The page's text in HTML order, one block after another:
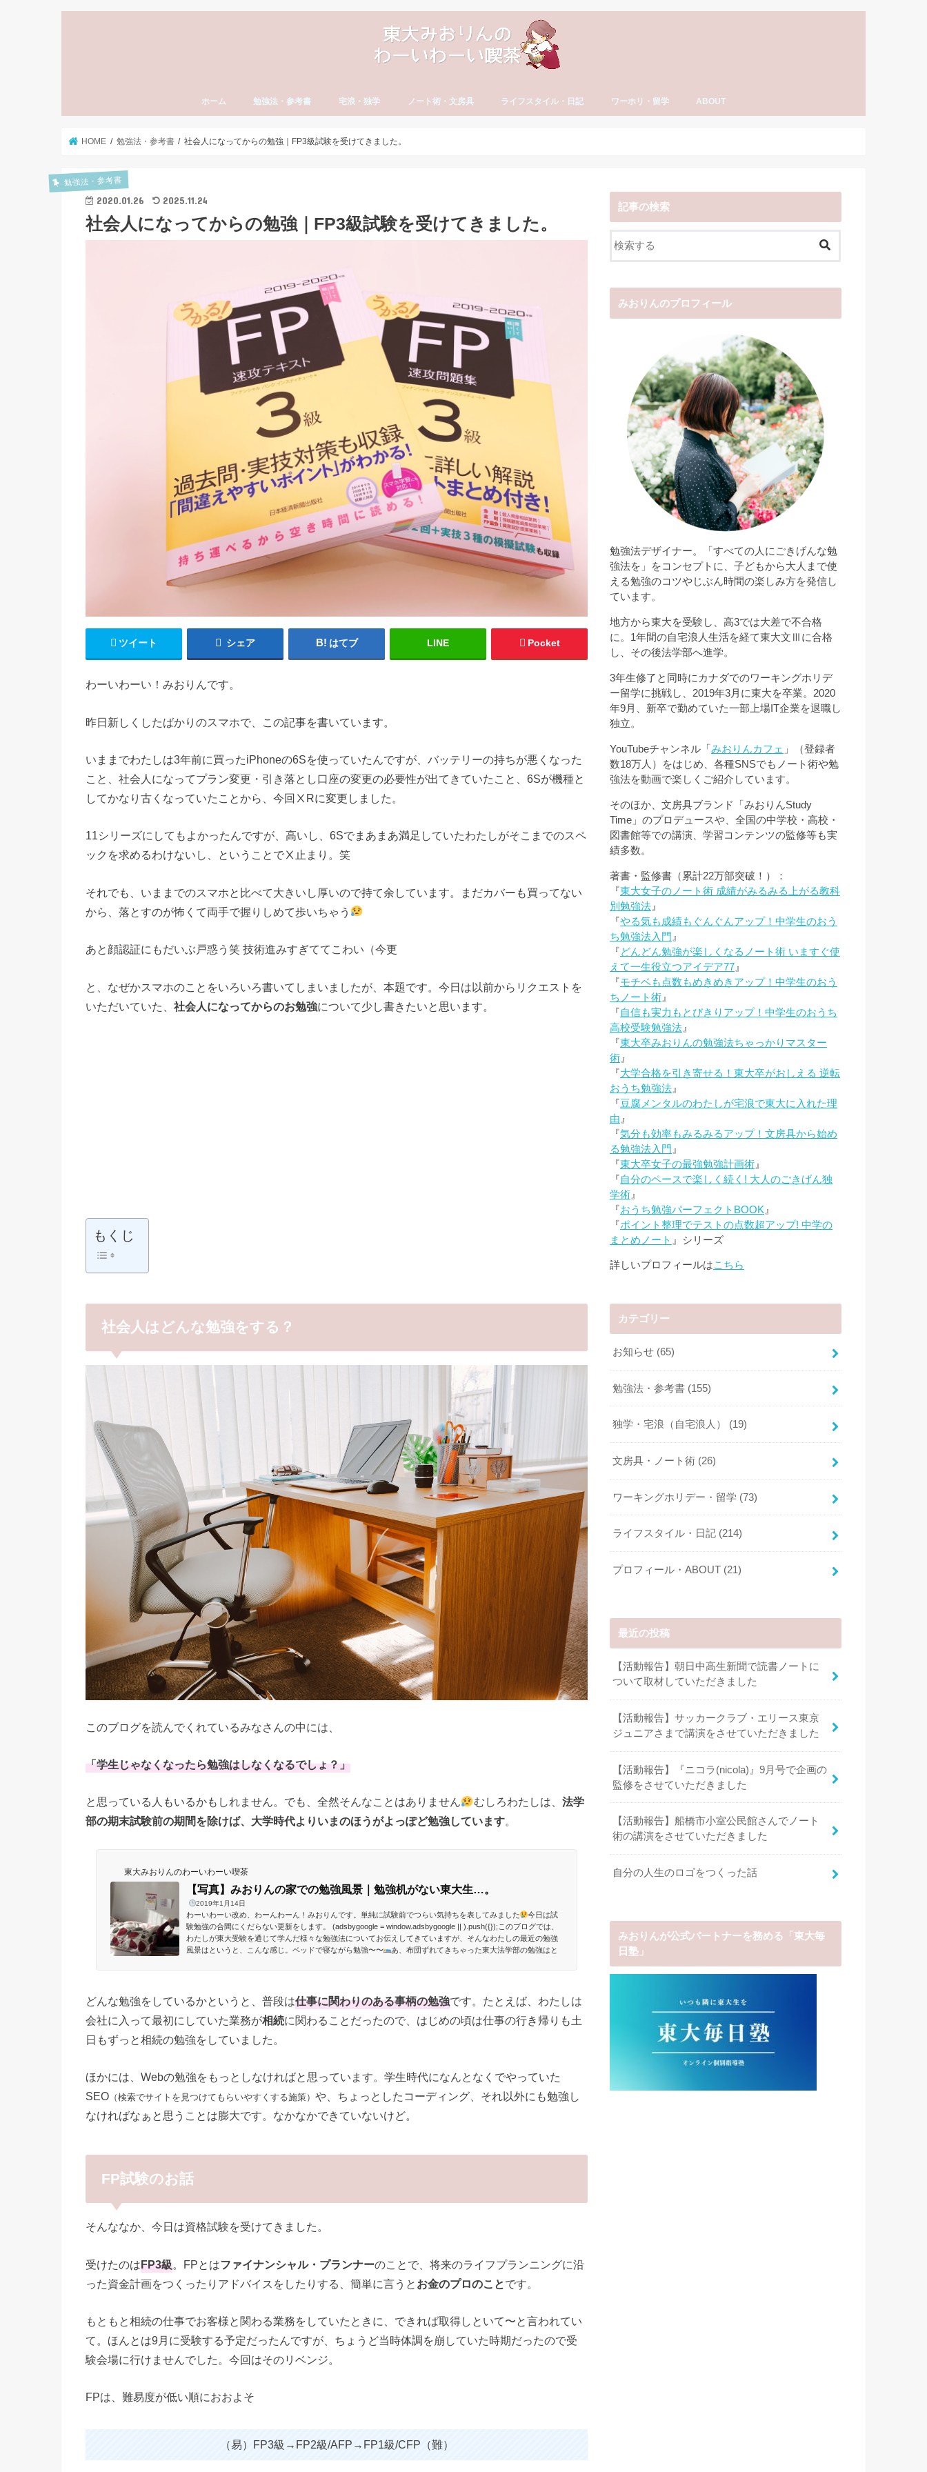
ホーム 勉強法・参考書 宅浪・独学 ノート術・文房具 ライフスタイル・日記 ワーホリ・留学 ABOUT
HOME 勉強法・参考書 社会人になってからの勉強｜FP3級試験を受けてきました。
勉強法・参考書
2020.01.26 2025.11.24
社会人になってからの勉強｜FP3級試験を受けてきました。
ツイート シェア はてブ LINE Pocket
わーいわーい！みおりんです。
昨日新しくしたばかりのスマホで、この記事を書いています。
いままでわたしは3年前に買ったiPhoneの6Sを使っていたんですが、バッテリーの持ちが悪くなった
こと、社会人になってプラン変更・引き落とし口座の変更の必要性が出てきていたこと、6Sが機種と
してかなり古くなっていたことから、今回ⅩRに変更しました。
11シリーズにしてもよかったんですが、高いし、6Sでまあまあ満足していたわたしがそこまでのスペ
ックを求めるわけないし、ということでⅩ止まり。笑
それでも、いままでのスマホと比べて大きいし厚いので持て余しています。まだカバーも買ってない
から、落とすのが怖くて両手で握りしめて歩いちゃう
あと顔認証にもだいぶ戸惑う笑 技術進みすぎててこわい（今更
と、なぜかスマホのことをいろいろ書いてしまいましたが、本題です。今日は以前からリクエストを
いただいていた、 社会人になってからのお勉強について少し書きたいと思います。
もくじ
社会人はどんな勉強をする？
このブログを読んでくれているみなさんの中には、
「学生じゃなくなったら勉強はしなくなるでしょ？」
と思っている人もいるかもしれません。でも、全然そんなことはありません むしろわたしは、 法学
部の期末試験前の期間を除けば、大学時代よりいまのほうがよっぽど勉強しています。
東大みおりんのわーいわーい喫茶
【写真】みおりんの家での勉強風景｜勉強机がない東大生…。
2019年1月14日
わーいわーい改め、わーんわーん！みおりんです。単純に試験前でつらい気持ちを表してみました
今日は試
験勉強の合間にくだらない更新をします。 (adsbygoogle = window.adsbygoogle || ).push({});このブログでは、
わたしが東大受験を通じて学んだ様々な勉強法についてお伝えしてきていますが、そんなわたしの最近の勉強
風景はというと、こんな感じ。ベッドで寝ながら勉強〜〜
あ、布団ずれてきちゃった東大法学部の勉強はと
どんな勉強をしているかというと、普段は仕事に関わりのある事柄の勉強です。たとえば、わたしは
会社に入って最初にしていた業務が相続に関わることだったので、はじめの頃は仕事の行き帰りも土
日もずっと相続の勉強をしていました。
ほかには、Webの勉強をもっとしなければと思っています。学生時代になんとなくでやっていた
SEO （検索でサイトを見つけてもらいやすくする施策） や、ちょっとしたコーディング、それ以外にも勉強し
なければなぁと思うことは膨大です。なかなかできていないけど。
FP試験のお話
そんななか、今日は資格試験を受けてきました。
受けたのはFP3級 。FPとはファイナンシャル・プランナーのことで、将来のライフプランニングに沿
った資金計画をつくったりアドバイスをしたりする、簡単に言うと お金のプロのことです。
もともと相続の仕事でお客様と関わる業務をしていたときに、できれば取得しといて〜と言われてい
て。ほんとは9月に受験する予定だったんですが、ちょうど当時体調を崩していた時期だったので受
験会場に行けませんでした。今回はそのリベンジ。
FPは、難易度が低い順におおよそ
（易）FP3級→FP2級/AFP→FP1級/CFP（難）
記事の検索
みおりんのプロフィール
勉強法デザイナー。「すべての人にごきげんな勉
強法を」をコンセプトに、子どもから大人まで使
える勉強のコツやじぶん時間の楽しみ方を発信し
ています。
地方から東大を受験し、高3では大差で不合格
に。1年間の自宅浪人生活を経て東大文Ⅲに合格
し、その後法学部へ進学。
3年生修了と同時にカナダでのワーキングホリデ
ー留学に挑戦し、2019年3月に東大を卒業。2020
年9月、新卒で勤めていた一部上場IT企業を退職し
独立。
YouTubeチャンネル「 みおりんカフェ 」（登録者
数18万人）をはじめ、各種SNSでもノート術や勉
強法を動画で楽しくご紹介しています。
そのほか、文房具ブランド「みおりんStudy
Time」のプロデュースや、全国の中学校・高校・
図書館等での講演、学習コンテンツの監修等も実
績多数。
著書・監修書（累計22万部突破！）：
『東大女子のノート術 成績がみるみる上がる教科
別勉強法 』
『やる気も成績もぐんぐんアップ！中学生のおう
ち勉強法入門 』
『どんどん勉強が楽しくなるノート術 いますぐ使
えて一生役立つアイデア77 』
『モチベも点数もめきめきアップ！中学生のおう
ちノート術 』
『自信も実力もとびきりアップ！中学生のおうち
高校受験勉強法 』
『東大卒みおりんの勉強法ちゃっかりマスター
術 』
『大学合格を引き寄せる！東大卒がおしえる 逆転
おうち勉強法 』
『豆腐メンタルのわたしが宅浪で東大に入れた理
由 』
『気分も効率もみるみるアップ！文房具から始め
る勉強法入門 』
『東大卒女子の最強勉強計画術 』
『自分のペースで楽しく続く! 大人のごきげん独
学術 』
『おうち勉強パーフェクトBOOK 』
『ポイント整理でテストの点数超アップ! 中学の
まとめノート 』シリーズ
詳しいプロフィールはこちら
カテゴリー
お知らせ (65)
勉強法・参考書 (155)
独学・宅浪（自宅浪人） (19)
文房具・ノート術 (26)
ワーキングホリデー・留学 (73)
ライフスタイル・日記 (214)
プロフィール・ABOUT (21)
最近の投稿
【活動報告】朝日中高生新聞で読書ノートに
ついて取材していただきました
【活動報告】サッカークラブ・エリース東京
ジュニアさまで講演をさせていただきました
【活動報告】『ニコラ(nicola)』9月号で企画の
監修をさせていただきました
【活動報告】船橋市小室公民館さんでノート
術の講演をさせていただきました
自分の人生のロゴをつくった話
みおりんが公式パートナーを務める「東大毎
日塾」